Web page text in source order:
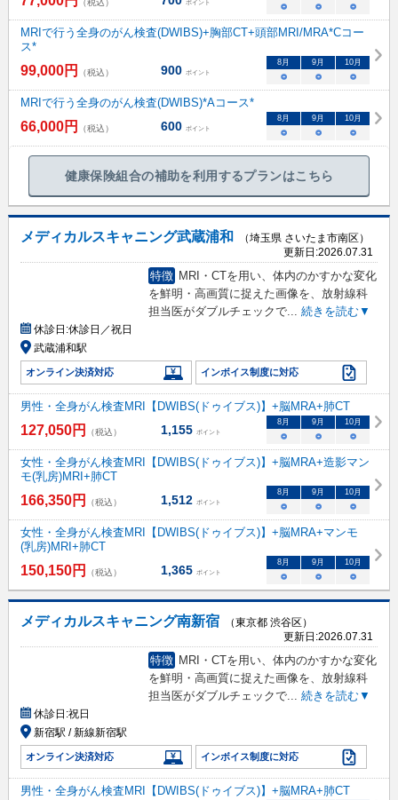
（税込） ポイント ○ ○ ○
MRIで行う全身のがん検査(DWIBS)+胸部CT+頭部MRI/MRA*Cコー
ス*
99,000円 （税込） 900 ポイント
8月 9月 10月
○ ○ ○
MRIで行う全身のがん検査(DWIBS)*Aコース*
66,000円 （税込） 600 ポイント
8月 9月 10月
○ ○ ○
健康保険組合の補助を利用するプランはこちら
メディカルスキャニング武蔵浦和
（埼玉県 さいたま市南区）
更新日:2026.07.31
特徴 MRI・CTを用い、体内のかすかな変化
を鮮明・高画質に捉えた画像を、放射線科
担当医がダブルチェックで... 続きを読む▼
休診日:休診日／祝日
武蔵浦和駅
オンライン決済対応 インボイス制度に対応
男性・全身がん検査MRI【DWIBS(ドゥイブス)】+脳MRA+肺CT
127,050円 （税込） 1,155 ポイント
8月 9月 10月
○ ○ ○
女性・全身がん検査MRI【DWIBS(ドゥイブス)】+脳MRA+造影マン
モ(乳房)MRI+肺CT
166,350円 （税込） 1,512 ポイント
8月 9月 10月
○ ○ ○
女性・全身がん検査MRI【DWIBS(ドゥイブス)】+脳MRA+マンモ
(乳房)MRI+肺CT
150,150円 （税込） 1,365 ポイント
8月 9月 10月
○ ○ ○
メディカルスキャニング南新宿
（東京都 渋谷区）
更新日:2026.07.31
特徴 MRI・CTを用い、体内のかすかな変化
を鮮明・高画質に捉えた画像を、放射線科
担当医がダブルチェックで... 続きを読む▼
休診日:祝日
新宿駅 / 新線新宿駅
オンライン決済対応 インボイス制度に対応
男性・全身がん検査MRI【DWIBS(ドゥイブス)】+脳MRA+肺CT